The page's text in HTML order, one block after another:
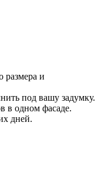
размера и
под вашу задумку.
в одном фасаде.
дней.